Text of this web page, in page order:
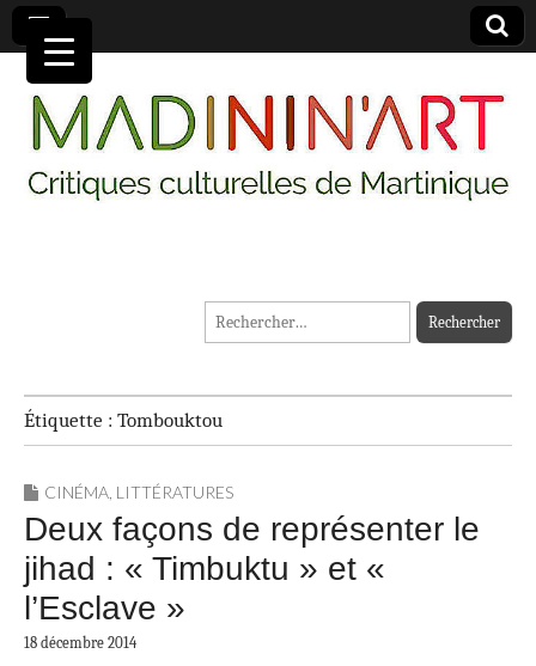
MADININ'ART
Rechercher :
Étiquette : Tombouktou
CINÉMA, LITTÉRATURES
Deux façons de représenter le
jihad : « Timbuktu » et «
l’Esclave »
18 décembre 2014